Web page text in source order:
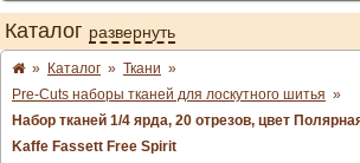
Каталог развернуть
» Каталог » Ткани »
Pre-Cuts наборы тканей для лоскутного шитья »
Набор тканей 1/4 ярда, 20 отрезов, цвет
Kaffe Fassett Free Spirit